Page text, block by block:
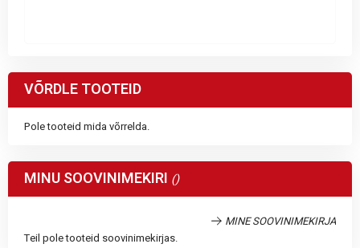
VÕRDLE TOOTEID
Pole tooteid mida võrrelda.
MINU SOOVINIMEKIRI
MINE SOOVINIMEKIRJA
Teil pole tooteid soovinimekirjas.